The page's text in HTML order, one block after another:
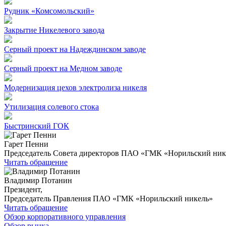
Рудник «Комсомольский»
Закрытие Никелевого завода
Серный проект на Надеждинском заводе
Серный проект на Медном заводе
Модернизация цехов электролиза никеля
Утилизация солевого стока
Быстринский ГОК
Гарет Пенни
Председатель Совета директоров ПАО «ГМК «Норильский
Читать обращение
Владимир Потанин
Президент,
Председатель Правления ПАО «ГМК «Норильский никель»
Читать обращение
Обзор корпоративного управления